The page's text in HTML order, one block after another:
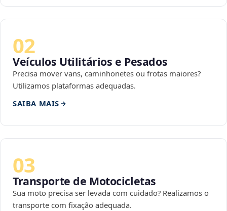
02
Veículos Utilitários e Pesados
Precisa mover vans, caminhonetes ou frotas maiores?
Utilizamos plataformas adequadas.
SAIBA MAIS
03
Transporte de Motocicletas
Sua moto precisa ser levada com cuidado? Realizamos o
transporte com fixação adequada.